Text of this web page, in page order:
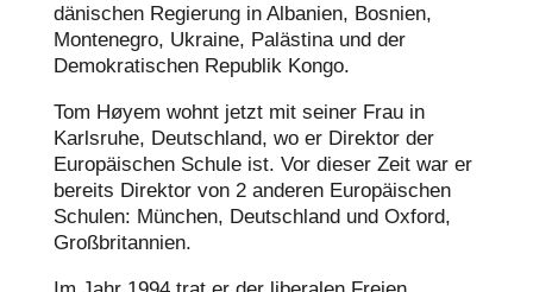
dänischen Regierung in Albanien, Bosnien,
Montenegro, Ukraine, Palästina und der
Demokratischen Republik Kongo.
Tom Høyem wohnt jetzt mit seiner Frau in
Karlsruhe, Deutschland, wo er Direktor der
Europäischen Schule ist. Vor dieser Zeit war er
bereits Direktor von 2 anderen Europäischen
Schulen: München, Deutschland und Oxford,
Großbritannien.